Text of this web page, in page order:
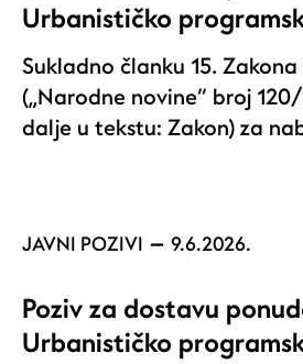
Urbanističko
Sukladno članku 15.
(„Narodne novine“ broj
dalje u tekstu: Zakon) za
JAVNI POZIVI 9.6.2026.
Poziv za dostavu
Urbanističko